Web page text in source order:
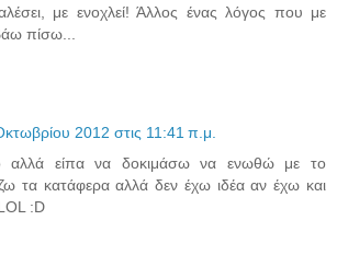
με ενοχλεί! Άλλος ένας λόγος που με
πίσω...
2012 στις 11:41 π.μ.
αλλά είπα να δοκιμάσω να ενωθώ με το
τα κατάφερα αλλά δεν έχω ιδέα αν έχω και
:D